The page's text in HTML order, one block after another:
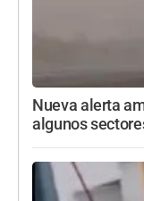
Nueva alerta
algunos